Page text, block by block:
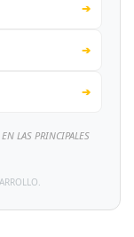
➔
➔
➔
LAS PRINCIPALES